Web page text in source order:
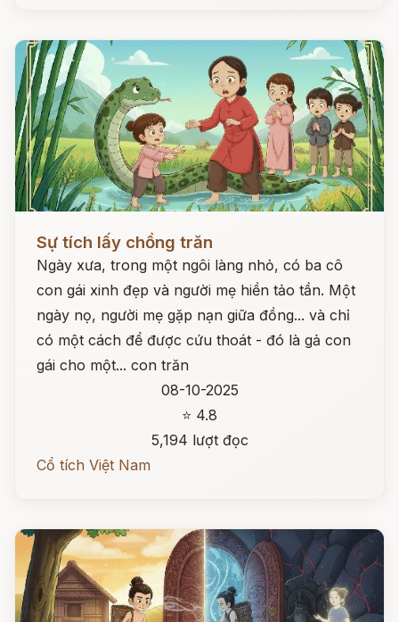
Sự tích lấy chồng trăn
Ngày xưa, trong một ngôi làng nhỏ, có ba cô
con gái xinh đẹp và người mẹ hiền tảo tần. Một
ngày nọ, người mẹ gặp nạn giữa đồng... và chỉ
có một cách để được cứu thoát - đó là gả con
gái cho một... con trăn
08-10-2025
⭐ 4.8
5,194 lượt đọc
Cổ tích Việt Nam